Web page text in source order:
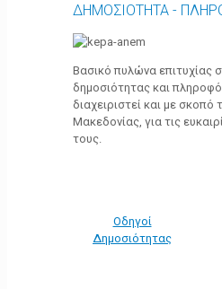
ΔΗΜΟΣΙΟΤΗΤΑ -
Βασικό πυλώνα επιτυχίας
δημοσιότητας και
διαχειριστεί και με σκοπό
Μακεδονίας, για τις
τους.
Οδηγοί
Δημοσιότητας